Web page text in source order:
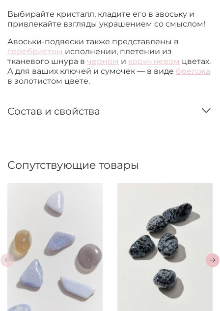
Выбирайте кристалл, кладите его в авоську и
привлекайте взгляды украшением со смыслом!
Авоськи-подвески также представлены в
серебристом исполнении, плетении из
тканевого шнура в черном и коричневом цветах.
А для ваших ключей и сумочек — в виде брелока
в золотистом цвете.
Состав и свойства
Сопутствующие товары